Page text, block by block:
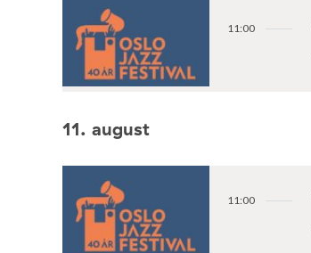
11:00
11. august
11:00